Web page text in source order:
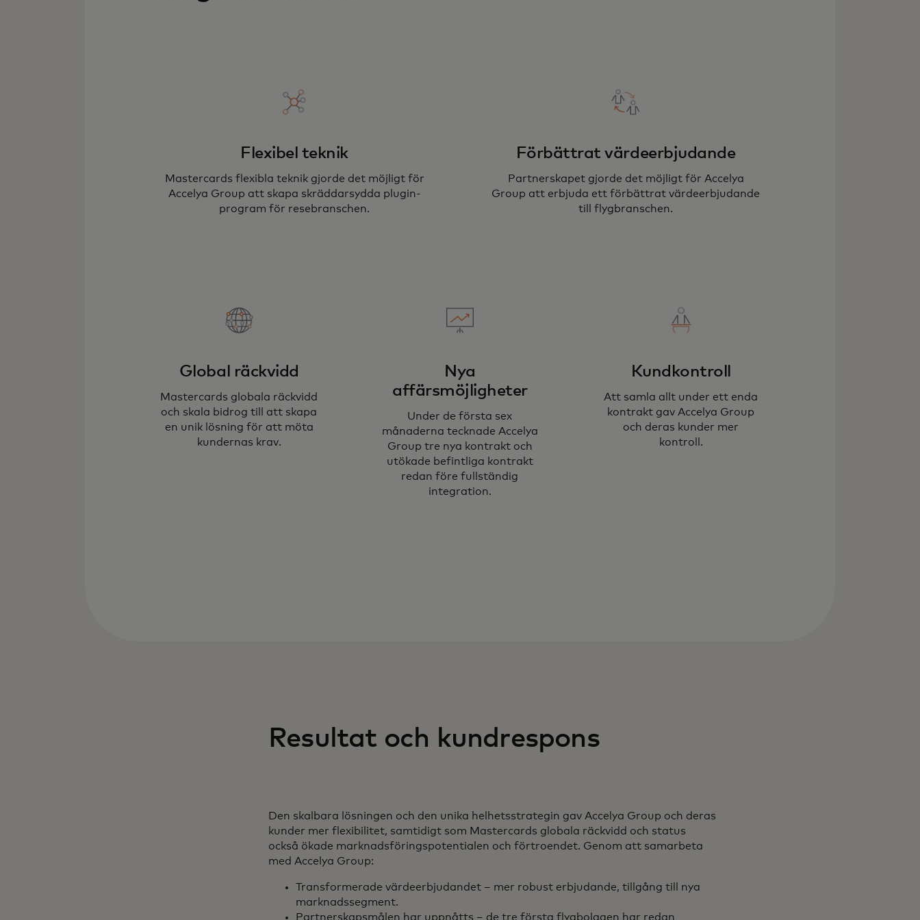
Flexibel teknik
Mastercards flexibla teknik gjorde det möjligt för
Accelya Group att skapa skräddarsydda plugin-
program för resebranschen.
Förbättrat värdeerbjudande
Partnerskapet gjorde det möjligt för Accelya
Group att erbjuda ett förbättrat värdeerbjudande
till flygbranschen.
Global räckvidd
Mastercards globala räckvidd
och skala bidrog till att skapa
en unik lösning för att möta
kundernas krav.
Nya
affärsmöjligheter
Under de första sex
månaderna tecknade Accelya
Group tre nya kontrakt och
utökade befintliga kontrakt
redan före fullständig
integration.
Kundkontroll
Att samla allt under ett enda
kontrakt gav Accelya Group
och deras kunder mer
kontroll.
Resultat och kundrespons
Den skalbara lösningen och den unika helhetsstrategin gav Accelya Group och deras
kunder mer flexibilitet, samtidigt som Mastercards globala räckvidd och status
också ökade marknadsföringspotentialen och förtroendet. Genom att samarbeta
med Accelya Group:
Transformerade värdeerbjudandet – mer robust erbjudande, tillgång till nya
marknadssegment.
Partnerskapsmålen har uppnåtts – de tre första flygbolagen har redan